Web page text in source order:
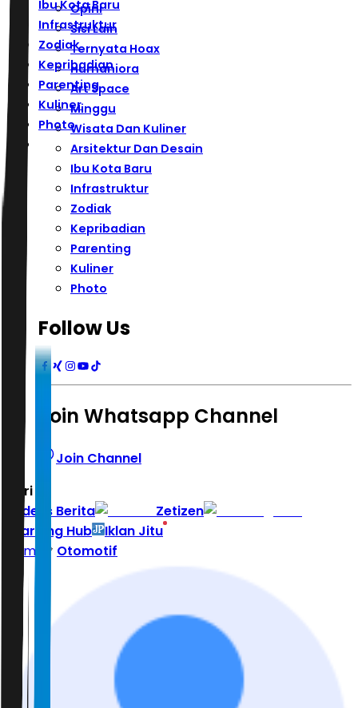
Ibu Kota Baru
Infrastruktur
Zodiak
Kepribadian
Parenting
Kuliner
Photo
Opini
Sisi Lain
Ternyata Hoax
Humaniora
Art Space
Minggu
Wisata Dan Kuliner
Arsitektur Dan Desain
Ibu Kota Baru
Infrastruktur
Zodiak
Kepribadian
Parenting
Kuliner
Photo
Follow Us
Join Whatsapp Channel
Join Channel
Hari ini
Indeks Berita
Zetizen
Learning Hub
Iklan Jitu
Home
Otomotif